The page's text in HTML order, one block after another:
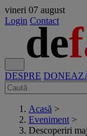
vineri 07 august
Login Contact
DESPRE
Acasă >
Eveniment >
Descoperiri